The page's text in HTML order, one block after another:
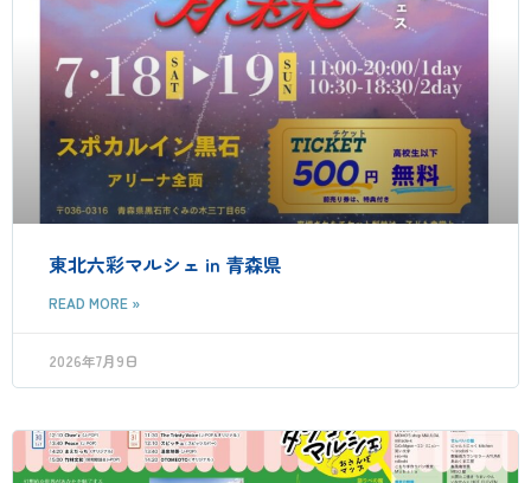
東北六彩マルシェ in 青森県
READ MORE »
2026年7月9日